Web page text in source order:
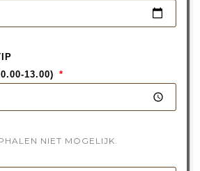
13.00)
NIET MOGELIJK.